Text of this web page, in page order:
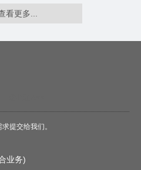
看更多...
提交给我们。
业务)